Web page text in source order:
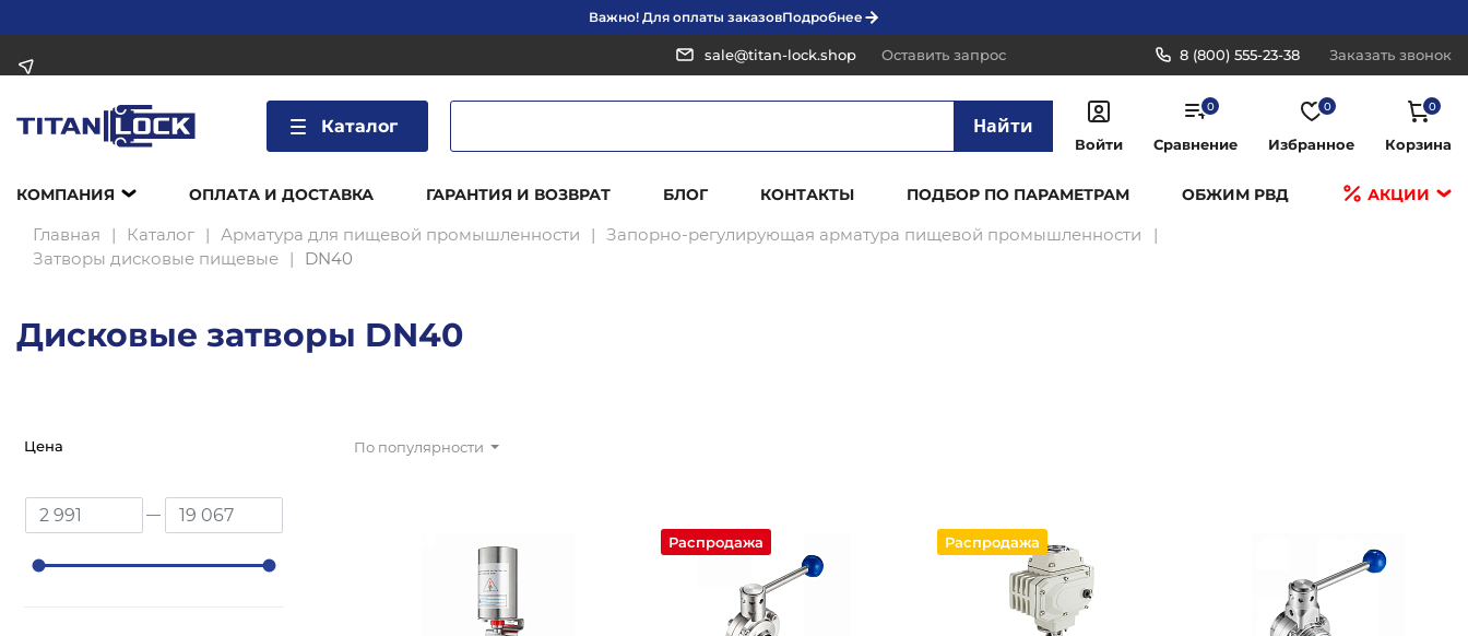
Важно! Для оплаты заказовПодробнее
sale@titan-lock.shop Оставить запрос 8 (800) 555-23-38 Заказать звонок
Каталог Найти
Войти
0
Сравнение
0
Избранное
0
Корзина
КОМПАНИЯ ОПЛАТА И ДОСТАВКА ГАРАНТИЯ И ВОЗВРАТ БЛОГ КОНТАКТЫ ПОДБОР ПО ПАРАМЕТРАМ ОБЖИМ РВД АКЦИИ
Главная Каталог Арматура для пищевой промышленности
Запорно-регулирующая арматура пищевой промышленности
Затворы дисковые пищевые
DN40
Дисковые затворы DN40
По популярности
Распродажа Распродажа
Цена